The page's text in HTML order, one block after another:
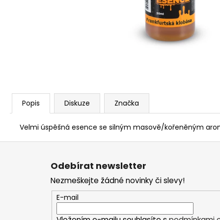
Popis Diskuze Značka
Velmi úspěšná esence se silným masově/kořeněným
Z
Odebírat newsletter
Nezmeškejte žádné novinky či slevy!
E-mail